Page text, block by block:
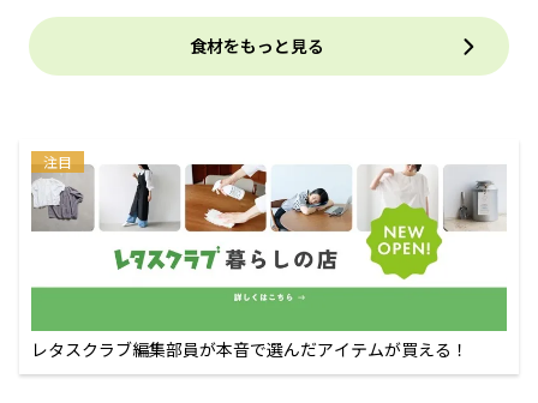
食材をもっと見る
注目
レタスクラブ編集部員が本音で選んだアイテムが買える！